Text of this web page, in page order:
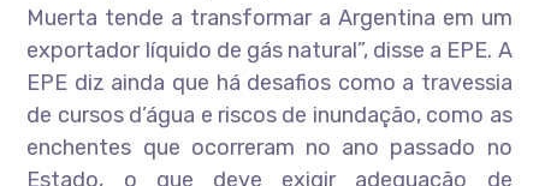
Muerta tende a transformar a Argentina em um
exportador líquido de gás natural”, disse a EPE. A
EPE diz ainda que há desafios como a travessia
de cursos d’água e riscos de inundação, como as
enchentes que ocorreram no ano passado no
Estado, o que deve exigir adequação de